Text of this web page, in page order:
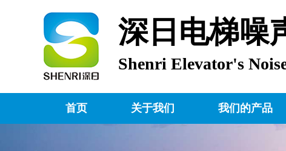
深日电梯噪
Shenri Elevator's
首页 关于我们 我们的产品